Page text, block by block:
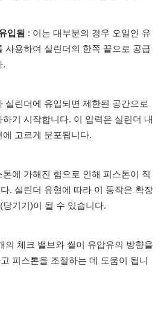
입됨 : 이는 대부분의 경우 오일인 유
사용하여 실린더의 한쪽 끝으로 공급
.
실린더에 유입되면 제한된 공간으로
기 시작합니다. 이 압력은 실린더 내
에 고르게 분포됩니다.
톤에 가해진 힘으로 인해 피스톤이 직
. 실린더 유형에 따라 이 동작은 확장
당기기)이 될 수 있습니다.
의 체크 밸브와 씰이 유압유의 방향을
피스톤을 조절하는 데 도움이 됩니